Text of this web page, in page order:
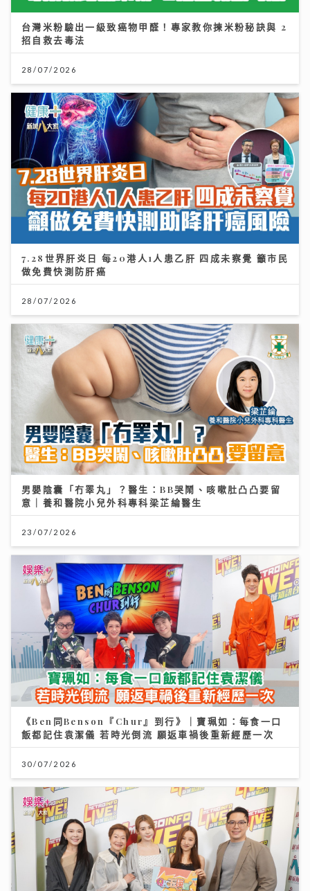
台灣米粉驗出一級致癌物甲醛！專家教你揀米粉秘訣與 2
招自救去毒法
28/07/2026
7.28世界肝炎日 每20港人1人患乙肝 四成未察覺 籲市民
做免費快測防肝癌
28/07/2026
男嬰陰囊「冇睪丸」？醫生：BB哭鬧、咳嗽肚凸凸要留
意｜養和醫院小兒外科專科梁芷綸醫生
23/07/2026
《Ben同Benson『Chur』到行》｜寶珮如：每食一口
飯都記住袁潔儀 若時光倒流 願返車禍後重新經歷一次
30/07/2026